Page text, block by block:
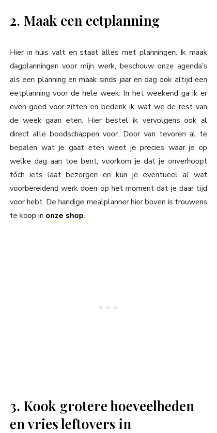
2. Maak een eetplanning
Hier in huis valt en staat alles met planningen. Ik maak
dagplanningen voor mijn werk, beschouw onze agenda’s
als een planning en maak sinds jaar en dag ook altijd een
eetplanning voor de hele week. In het weekend ga ik er
even goed voor zitten en bedenk ik wat we de rest van
de week gaan eten. Hier bestel ik vervolgens ook al
direct alle boodschappen voor. Door van tevoren al te
bepalen wat je gaat eten weet je precies waar je op
welke dag aan toe bent, voorkom je dat je onverhoopt
tóch iets laat bezorgen en kun je eventueel al wat
voorbereidend werk doen op het moment dat je daar tijd
voor hebt. De handige mealplanner hier boven is trouwens
te koop in onze shop.
3. Kook grotere hoeveelheden
en vries leftovers in